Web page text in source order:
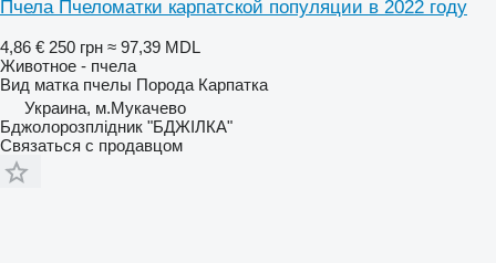
Пчела Пчеломатки карпатской популяции в 2022 году
4,86 € 250 грн ≈ 97,39 MDL
Животное - пчела
Вид матка пчелы Порода Карпатка
Украина, м.Мукачево
Бджолорозплідник "БДЖІЛКА"
Связаться с продавцом